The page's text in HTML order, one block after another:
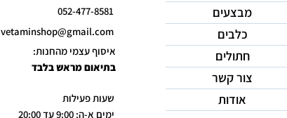
052-477-8581
vetaminshop@gmail.com
איסוף עצמי מהחנות:
בתיאום מראש בלבד
שעות פעילות
ימים א-ה: 9:00 עד 20:00
מבצעים
כלבים
חתולים
צור קשר
אודות